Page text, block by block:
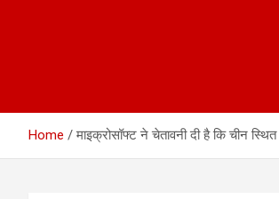
Home माइक्रोसॉफ्ट ने चेतावनी दी है कि चीन